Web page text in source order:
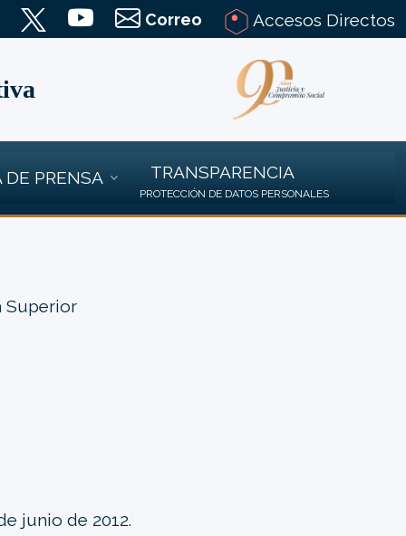
Correo Accesos Directos
DE PRENSA TRANSPARENCIA
PROTECCIÓN DE DATOS PERSONALES
Superior
junio de 2012.